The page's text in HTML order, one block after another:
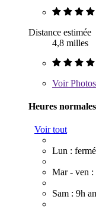
Distance estimée
4,8 milles
VoirPhotos
Heures normales
Voir tout
Lun : fermé
Mar - ven :
Sam : 9h